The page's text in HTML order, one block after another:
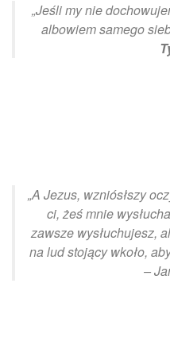
„Jeśli my nie
albowiem samego
„A Jezus, wzniósłszy
ci, żeś mnie
zawsze wysłuchujesz,
na lud stojący wkoło,
–